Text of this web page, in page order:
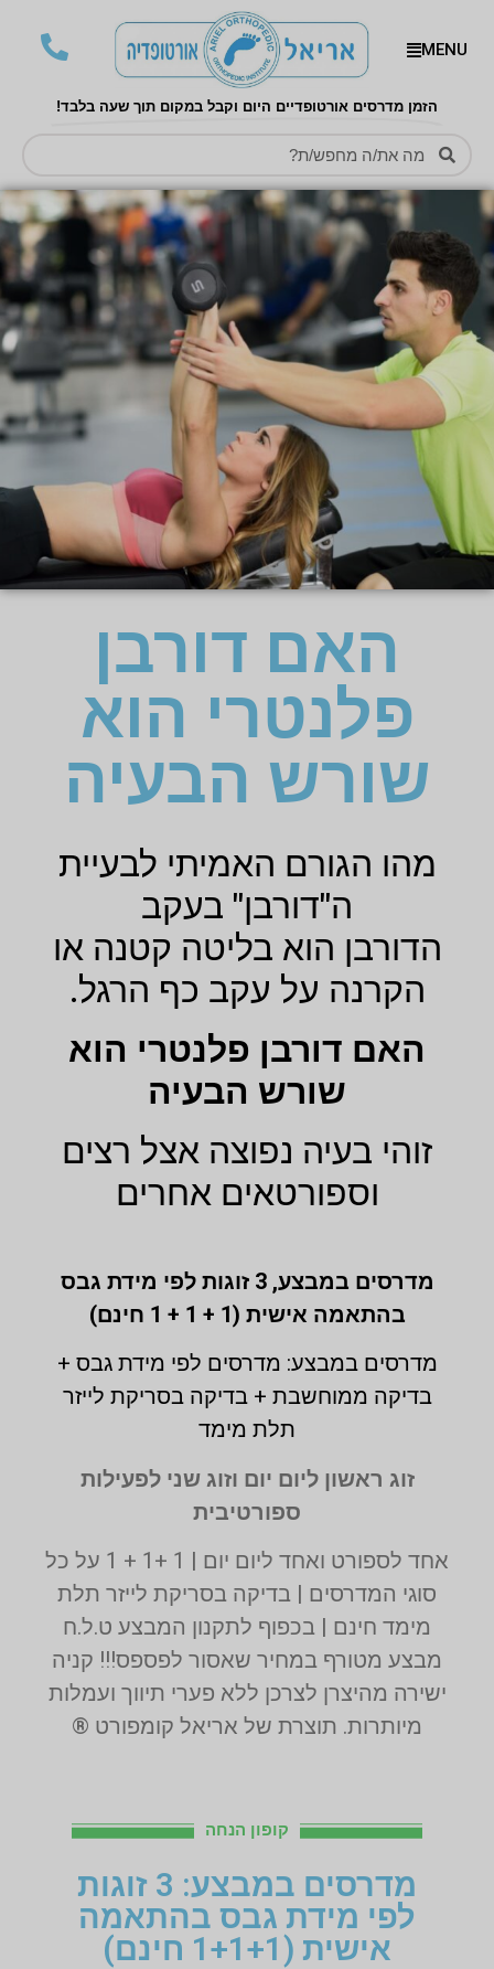
MENU
הזמן מדרסים אורטופדיים היום וקבל במקום תוך שעה בלבד!
האם דורבן
פלנטרי הוא
שורש הבעיה
מהו הגורם האמיתי לבעיית
ה"דורבן" בעקב
הדורבן הוא בליטה קטנה או
הקרנה על עקב כף הרגל.
האם דורבן פלנטרי הוא
שורש הבעיה
זוהי בעיה נפוצה אצל רצים
וספורטאים אחרים
מדרסים במבצע,
3 זוגות לפי מידת גבס
בהתאמה אישית (1 + 1 + 1 חינם)
מדרסים במבצע: מדרסים לפי מידת גבס +
בדיקה ממוחשבת + בדיקה בסריקת לייזר
תלת מימד
זוג ראשון ליום יום וזוג שני לפעילות
ספורטיבית
אחד לספורט ואחד ליום יום | 1 +1 + 1 על כל
סוגי המדרסים | בדיקה בסריקת לייזר תלת
מימד חינם | בכפוף לתקנון המבצע ט.ל.ח
מבצע מטורף במחיר שאסור לפספס!!! קניה
ישירה מהיצרן לצרכן ללא פערי תיווך ועמלות
מיותרות. תוצרת של אריאל קומפורט ®
קופון הנחה
מדרסים במבצע: 3 זוגות
לפי מידת גבס בהתאמה
אישית (1+1+1 חינם)